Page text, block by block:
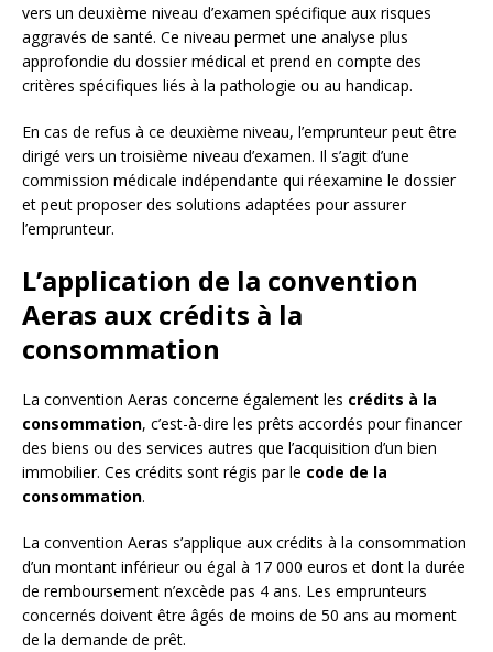
vers un deuxième niveau d’examen spécifique aux risques
aggravés de santé. Ce niveau permet une analyse plus
approfondie du dossier médical et prend en compte des
critères spécifiques liés à la pathologie ou au handicap.
En cas de refus à ce deuxième niveau, l’emprunteur peut être
dirigé vers un troisième niveau d’examen. Il s’agit d’une
commission médicale indépendante qui réexamine le dossier
et peut proposer des solutions adaptées pour assurer
l’emprunteur.
L’application de la convention
Aeras aux crédits à la
consommation
La convention Aeras concerne également les crédits à la
consommation, c’est-à-dire les prêts accordés pour financer
des biens ou des services autres que l’acquisition d’un bien
immobilier. Ces crédits sont régis par le code de la
consommation.
La convention Aeras s’applique aux crédits à la consommation
d’un montant inférieur ou égal à 17 000 euros et dont la durée
de remboursement n’excède pas 4 ans. Les emprunteurs
concernés doivent être âgés de moins de 50 ans au moment
de la demande de prêt.